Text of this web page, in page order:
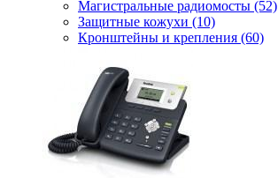
Магистральные радиомосты (52)
Защитные кожухи (10)
Кронштейны и крепления (60)